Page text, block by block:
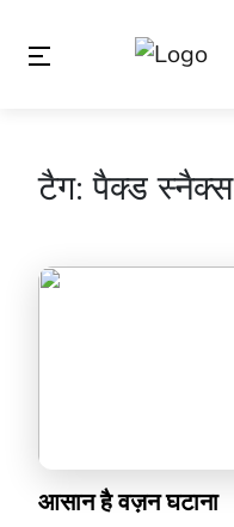
टैग:पैक्ड स्नैक्स
आसान है वज़न घटाना